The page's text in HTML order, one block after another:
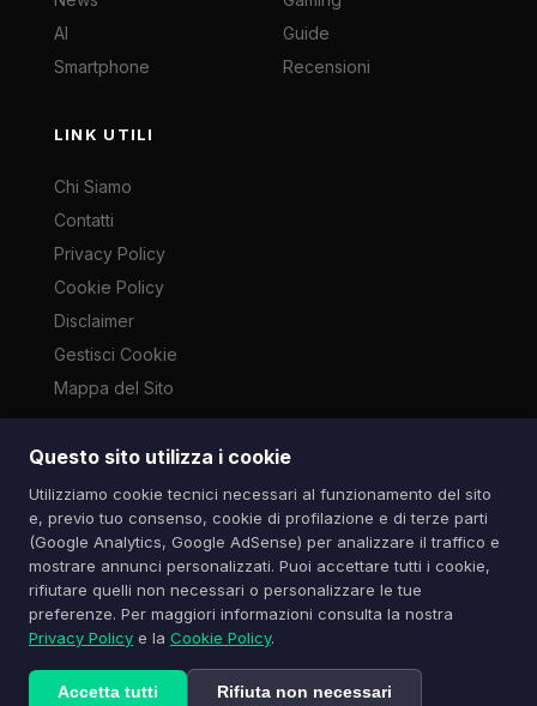
Questo sito utilizza i cookie
Utilizziamo cookie tecnici necessari al funzionamento del sito
e, previo tuo consenso, cookie di profilazione e di terze parti
(Google Analytics, Google AdSense) per analizzare il traffico e
mostrare annunci personalizzati. Puoi accettare tutti i cookie,
rifiutare quelli non necessari o personalizzare le tue
preferenze. Per maggiori informazioni consulta la nostra
Privacy Policy e la Cookie Policy.
Accetta tutti Rifiuta non necessari
AI
Smartphone
Guide
Recensioni
LINK UTILI
Chi Siamo
Contatti
Privacy Policy
Cookie Policy
Disclaimer
Gestisci Cookie
Mappa del Sito
Le immagini presenti su questo sito sono di proprietà dei
cronaca ai sensi dell'art. 70 L. 633/1941. Contatti:
info@spazioitech.it
© 2026 Spazio iTech — Seven Trade SRLS — P.IVA:
04077740985